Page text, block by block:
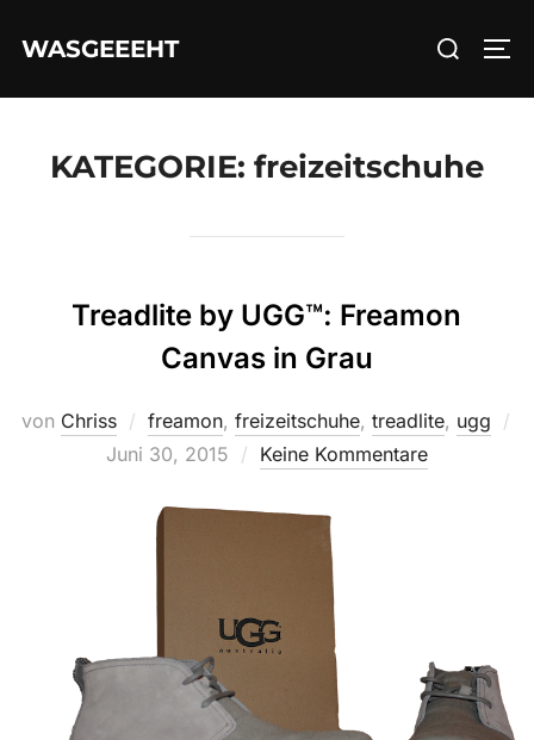
InhaltWASGEEEHT
Suchen
KATEGORIE: freizeitschuhe
Treadlite by UGG™: Freamon
Canvas in Grau
von Chriss freamon, freizeitschuhe, treadlite, ugg
Veröffentlicht
Juni 30, 2015 Keine Kommentare